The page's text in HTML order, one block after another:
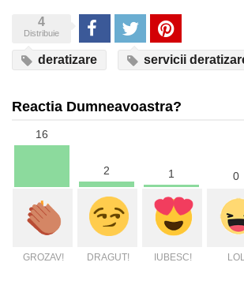
4
Distribuie Share Tweet Pinterest
deratizare servicii
Reactia Dumneavoastra?
16
GROZAV!
2
DRAGUT!
1
IUBESC!
0